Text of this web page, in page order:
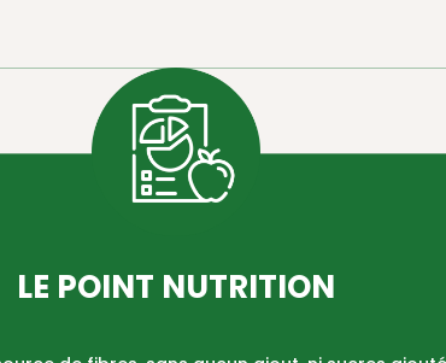
LE POINT NUTRITION